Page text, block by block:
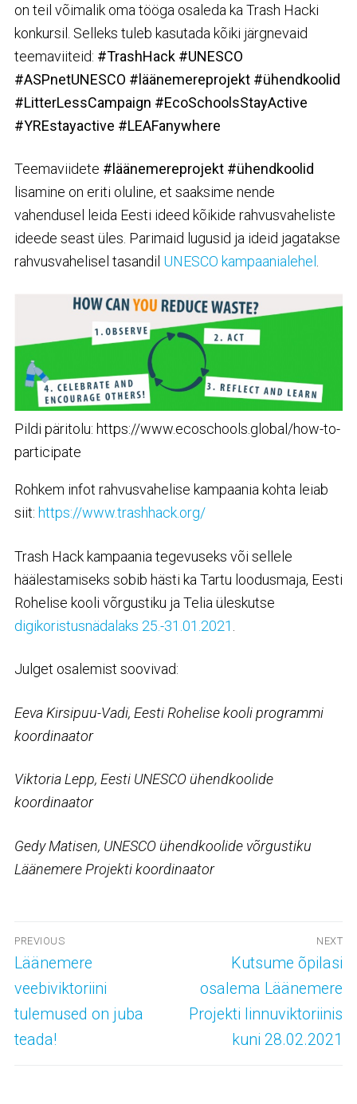
on teil võimalik oma tööga osaleda ka Trash Hacki
konkursil. Selleks tuleb kasutada kõiki järgnevaid
teemaviiteid: #TrashHack #UNESCO
#ASPnetUNESCO #läänemereprojekt #ühendkoolid
#LitterLessCampaign #EcoSchoolsStayActive
#YREstayactive #LEAFanywhere
Teemaviidete #läänemereprojekt #ühendkoolid
lisamine on eriti oluline, et saaksime nende
vahendusel leida Eesti ideed kõikide rahvusvaheliste
ideede seast üles. Parimaid lugusid ja ideid jagatakse
rahvusvahelisel tasandil UNESCO kampaanialehel .
Pildi päritolu: https://www.ecoschools.global/how-to-
participate
Rohkem infot rahvusvahelise kampaania kohta leiab
siit: https://www.trashhack.org/
Trash Hack kampaania tegevuseks või sellele
häälestamiseks sobib hästi ka Tartu loodusmaja, Eesti
Rohelise kooli võrgustiku ja Telia üleskutse
digikoristusnädalaks 25.-31.01.2021
Julget osalemist soovivad:
Eeva Kirsipuu-Vadi, Eesti Rohelise kooli programmi
koordinaator
Viktoria Lepp, Eesti UNESCO ühendkoolide
koordinaator
Gedy Matisen, UNESCO ühendkoolide võrgustiku
Läänemere Projekti koordinaator
Navigeerimine
PREVIOUS
Previous
post:
Läänemere
veebiviktoriini
tulemused on juba
teada!
NEXT
Next
post:
Kutsume õpilasi
osalema Läänemere
Projekti linnuviktoriinis
kuni 28.02.2021